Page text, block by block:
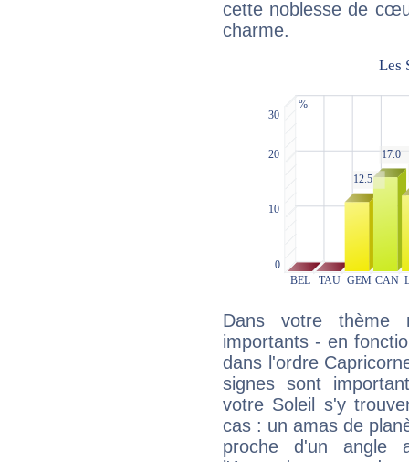
cette noblesse de
charme.
Dans votre thème
importants - en
dans l'ordre
signes sont
votre Soleil s'y
cas : un amas de
proche d'un